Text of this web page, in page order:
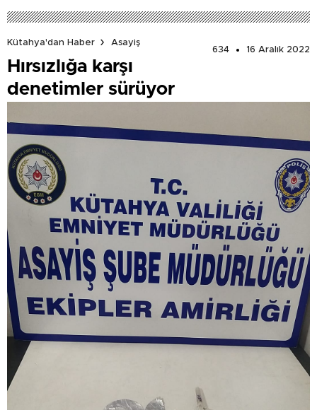
Kütahya'dan Haber
Asayiş
634
16 Aralık 2022
Hırsızlığa karşı
denetimler sürüyor